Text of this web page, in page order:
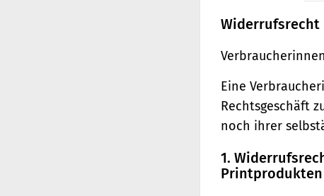
Widerrufsrecht
Eine
Rechtsgeschäft
noch ihrer
1.
Printprodukten